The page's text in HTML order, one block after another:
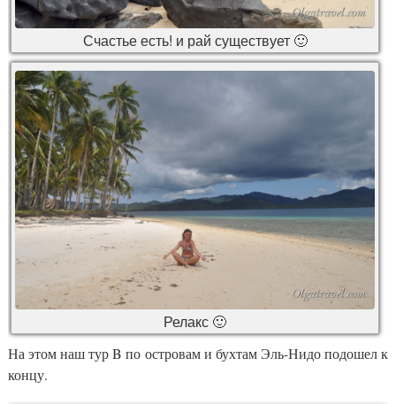
Счастье есть! и рай существует 🙂
Релакс 🙂
На этом наш тур B по островам и бухтам Эль-Нидо подошел к
концу.